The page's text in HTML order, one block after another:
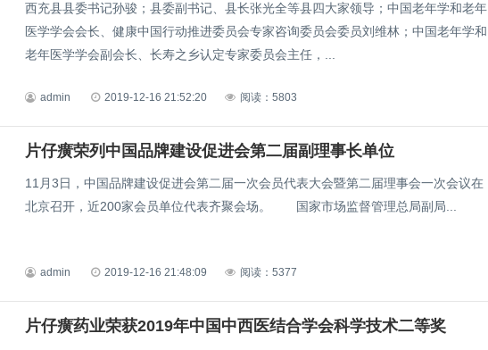
西充县县委书记孙骏；县委副书记、县长张光全等县四大家领导；中国老年学和老年
医学学会会长、健康中国行动推进委员会专家咨询委员会委员刘维林；中国老年学和
老年医学学会副会长、长寿之乡认定专家委员会主任，...
admin 2019-12-16 21:52:20 阅读：5803
片仔癀荣列中国品牌建设促进会第二届副理事长单位
11月3日，中国品牌建设促进会第二届一次会员代表大会暨第二届理事会一次会议在
北京召开，近200家会员单位代表齐聚会场。 国家市场监督管理总局副局...
admin 2019-12-16 21:48:09 阅读：5377
片仔癀药业荣获2019年中国中西医结合学会科学技术二等奖